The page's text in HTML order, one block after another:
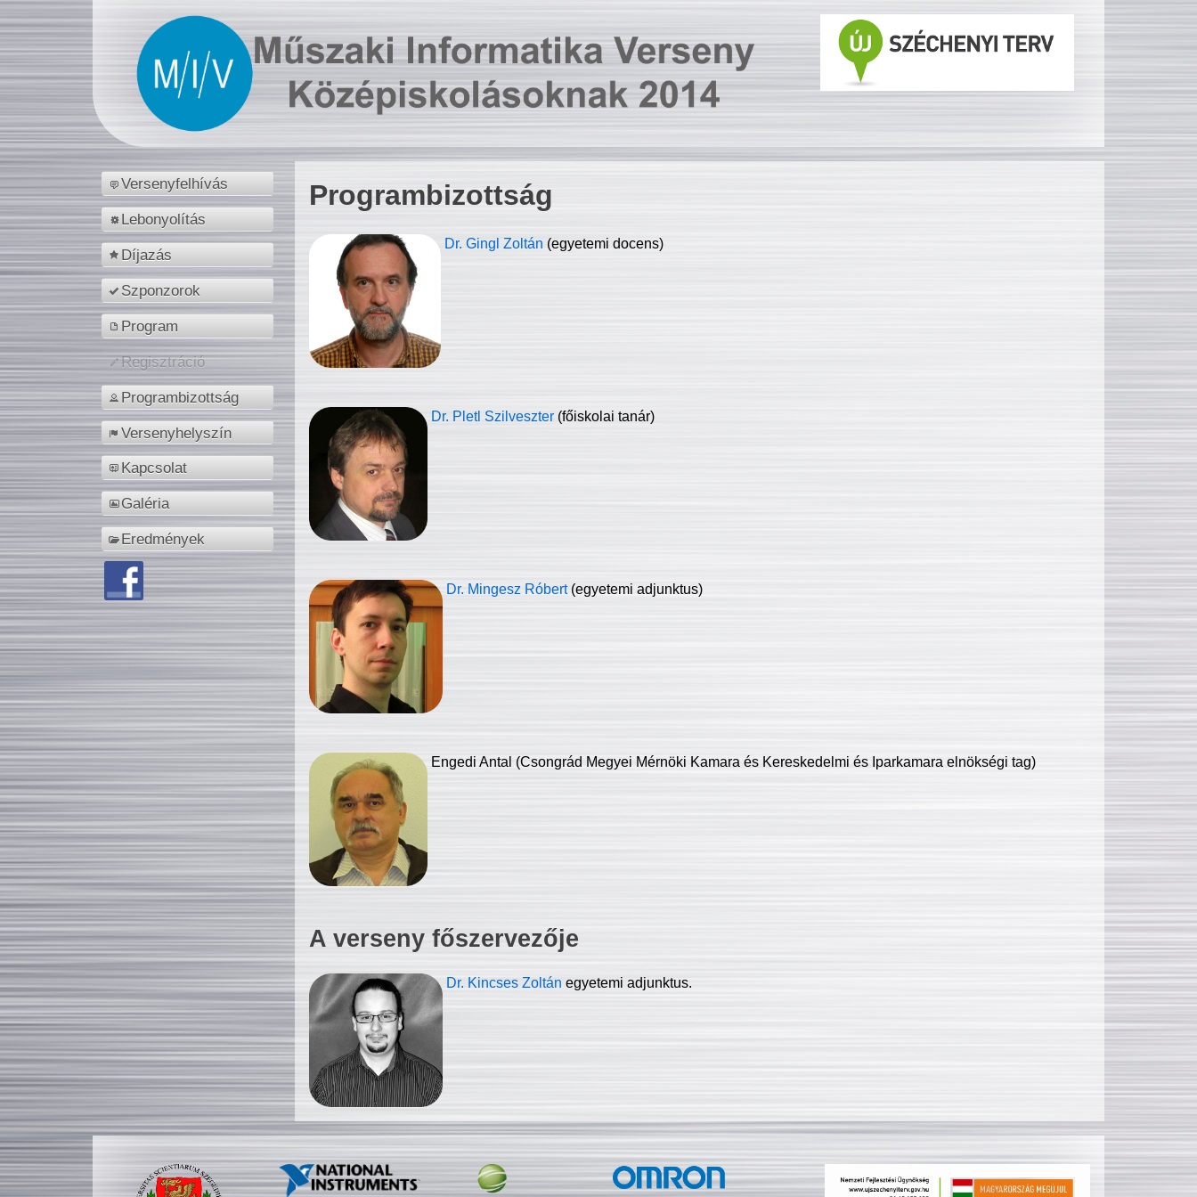
Versenyfelhívás
Lebonyolítás
Díjazás
Szponzorok
Program
Regisztráció
Programbizottság
Versenyhelyszín
Kapcsolat
Galéria
Eredmények
Programbizottság
Dr. Gingl Zoltán (egyetemi docens)
Dr. Pletl Szilveszter (főiskolai tanár)
Dr. Mingesz Róbert (egyetemi adjunktus)
Engedi Antal (Csongrád Megyei Mérnöki Kamara és Kereskedelmi és Iparkamara elnökségi tag)
A verseny főszervezője
Dr. Kincses Zoltán egyetemi adjunktus.